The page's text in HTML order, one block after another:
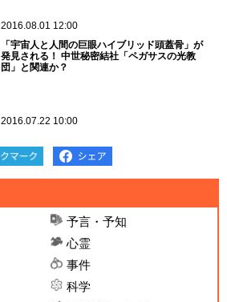
2016.08.01 12:00
「宇宙人と人間の巨眼ハイブリッド頭蓋骨」が
発見される！ 中世秘密結社「ペガサスの光教
団」と関連か？
2016.07.22 10:00
予言・予知
心霊
事件
科学